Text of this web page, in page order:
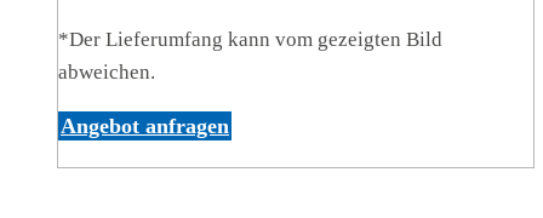
*Der Lieferumfang kann vom gezeigten Bild
abweichen.
Angebot anfragen